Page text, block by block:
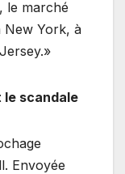
le marché
New York, à
le scandale
Envoyée